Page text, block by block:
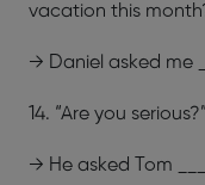
vacation this
→ Daniel asked me
14. “Are you
→ He asked Tom